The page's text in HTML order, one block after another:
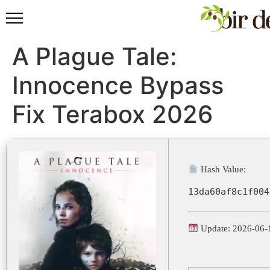
A Plague Tale:
Innocence Bypass
Fix Terabox 2026
Hash Value:
Update: 2026-06-